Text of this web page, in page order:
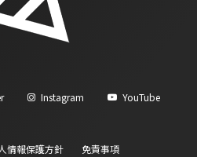
Instagram YouTube
情報保護方針 免責事項